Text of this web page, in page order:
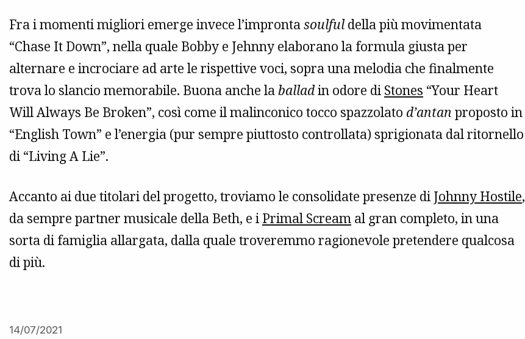
Fra i momenti migliori emerge invece l’improntasoulfuldella più movimentata
“Chase It Down”, nella quale Bobby e Jehnny elaborano la formula giusta per
alternare e incrociare ad arte le rispettive voci, sopra una melodia che finalmente
trova lo slancio memorabile. Buona anche laballadin odore di Stones “Your Heart
Will Always Be Broken”, così come il malinconico tocco spazzolato d’antan proposto in
“English Town” e l’energia (pur sempre piuttosto controllata) sprigionata dal ritornello
di “Living A Lie”.
Accanto ai due titolari del progetto, troviamo le consolidate presenze di Johnny Hostile,
da sempre partner musicale della Beth, e i Primal Scream al gran completo, in una
sorta di famiglia allargata, dalla quale troveremmo ragionevole pretendere qualcosa
di più.
14/07/2021